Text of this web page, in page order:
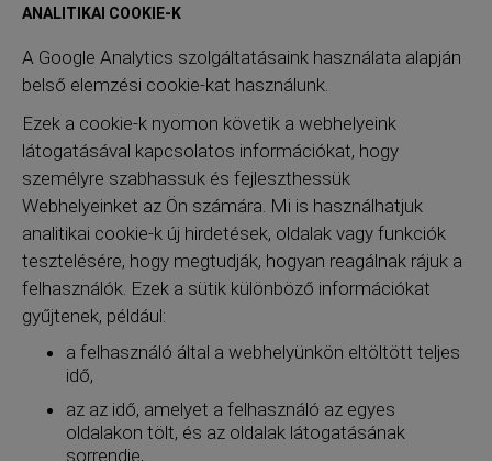
ANALITIKAI COOKIE-K
A Google Analytics szolgáltatásaink használata alapján
belső elemzési cookie-kat használunk.
Ezek a cookie-k nyomon követik a webhelyeink
látogatásával kapcsolatos információkat, hogy
személyre szabhassuk és fejleszthessük
Webhelyeinket az Ön számára. Mi is használhatjuk
analitikai cookie-k új hirdetések, oldalak vagy funkciók
tesztelésére, hogy megtudják, hogyan reagálnak rájuk a
felhasználók. Ezek a sütik különböző információkat
gyűjtenek, például:
a felhasználó által a webhelyünkön eltöltött teljes
idő,
az az idő, amelyet a felhasználó az egyes
oldalakon tölt, és az oldalak látogatásának
sorrendje,